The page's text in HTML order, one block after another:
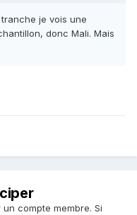
je vois une
donc Mali. Mais
compte membre. Si